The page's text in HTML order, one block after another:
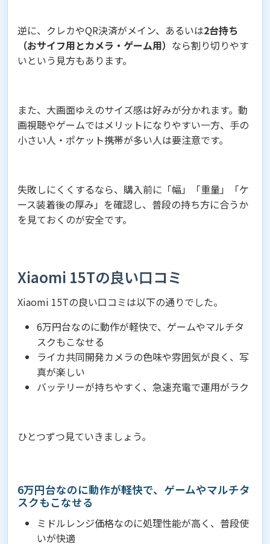
逆に、クレカやQR決済がメイン、あるいは2台持ち
（おサイフ用とカメラ・ゲーム用） なら割り切りやす
いという見方もあります。
また、大画面ゆえのサイズ感は好みが分かれます。動
画視聴やゲームではメリットになりやすい一方、手の
小さい人・ポケット携帯が多い人は要注意です。
失敗しにくくするなら、購入前に「幅」「重量」「ケ
ース装着後の厚み」を確認し、普段の持ち方に合うか
を見ておくのが安全です。
Xiaomi 15Tの良い口コミ
Xiaomi 15Tの良い口コミは以下の通りでした。
6万円台なのに動作が軽快で、ゲームやマルチタ
スクもこなせる
ライカ共同開発カメラの色味や雰囲気が良く、写
真が楽しい
バッテリーが持ちやすく、急速充電で運用がラク
ひとつずつ見ていきましょう。
6万円台なのに動作が軽快で、ゲームやマルチタ
スクもこなせる
ミドルレンジ価格なのに処理性能が高く、普段使
いが快適